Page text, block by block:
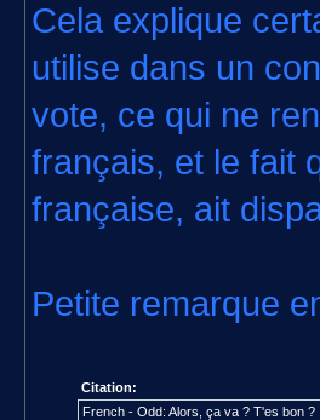
Cela explique
utilise dans un
vote, ce qui ne
français, et le fait
française, ait
Petite remarque
Citation:
French - Odd: Alors, ça va ? T'es bon ?